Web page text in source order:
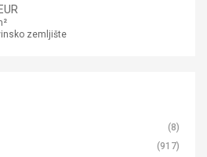
zemljište
(8)
(917)